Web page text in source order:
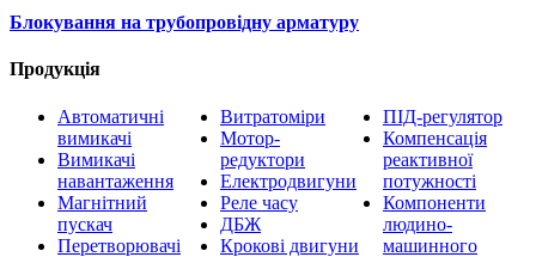
Блокування на трубопровідну арматуру
Продукція
Автоматичні
вимикачі
Вимикачі
навантаження
Магнітний
пускач
Перетворювачі
Витратоміри
Мотор-
редуктори
Електродвигуни
Реле часу
ДБЖ
Крокові двигуни
ПІД-регулятор
Компенсація
реактивної
потужності
Компоненти
людино-
машинного